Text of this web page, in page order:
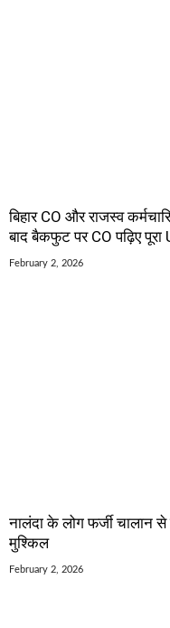
बिहार CO और राजस्व
बाद बैकफुट पर CO पढ़िए पूरा
February 2, 2026
नालंदा के लोग फर्जी चालान
मुश्किल
February 2, 2026